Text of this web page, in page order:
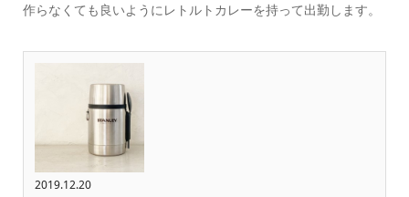
作らなくても良いようにレトルトカレーを持って出勤します。
2019.12.20